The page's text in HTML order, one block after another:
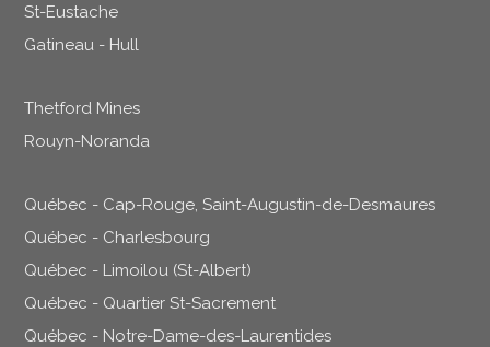
St-Eustache
Gatineau - Hull
Thetford Mines
Rouyn-Noranda
Québec - Cap-Rouge, Saint-Augustin-de-Desmaures
Québec - Charlesbourg
Québec - Limoilou (St-Albert)
Québec - Quartier St-Sacrement
Québec - Notre-Dame-des-Laurentides